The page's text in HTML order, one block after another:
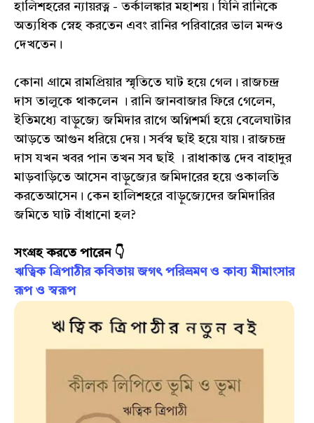
হালিশহরের ন্যায়রত্ন - তর্কালঙ্কার মহাশয়। যিনি রানিকে
অত্যধিক স্নেহ করতেন এবং রানির পরিবারের ভাল মন্দও
দেখতেন।
কোনা গ্রামে রামপ্রিয়ার স্মৃতিতে ঘাট হয়ে গেল। রাজচন্দ্র
দাস তালুকে থাকলেন । রানি জানবাজার ফিরে গেলেন,
ইতিমধ্যে বাড়ুজ্যে জমিদার রাগে অগ্নিশর্মা হয়ে বেলেঘাটার
আড়তে আগুন ধরিয়ে দেয়। সর্বস্ব ছাই হয়ে যায়। রাজচন্দ্র
দাস যখন খবর পান তখন সব ছাই । রাধাকান্ত দেব বাহাদুর
মাড়বাড়িতে আসেন বাড়ুজ্যের জমিদারের হয়ে ওকালতি
করতেআসেন। কেন হালিশহরে বাড়ুজ্যেদের জমিদারির
জমিতে ঘাট বাঁধানো হল?
সংগ্রহ করতে পারেন 👇
ঋত্বিক ত্রিপাঠীর কবিতায় জগৎ পরিভ্রমণ ও কাব‍্য মীমাংসার
রূপ ও স্বরূপ